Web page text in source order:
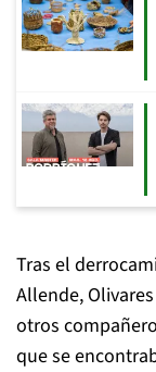
Tras el
Allende,
otros
que se